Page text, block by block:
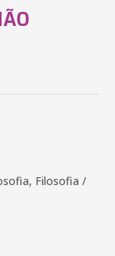
Filosofia /